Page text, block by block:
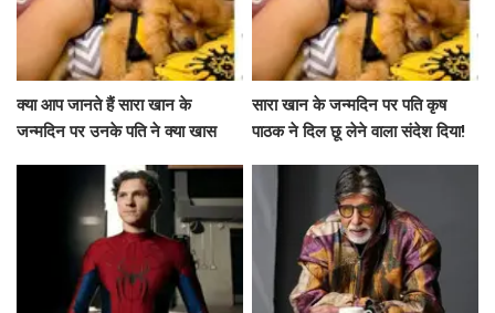
क्या आप जानते हैं सारा खान के
जन्मदिन पर उनके पति ने क्या खास
सारा खान के जन्मदिन पर पति कृष
पाठक ने दिल छू लेने वाला संदेश दिया!